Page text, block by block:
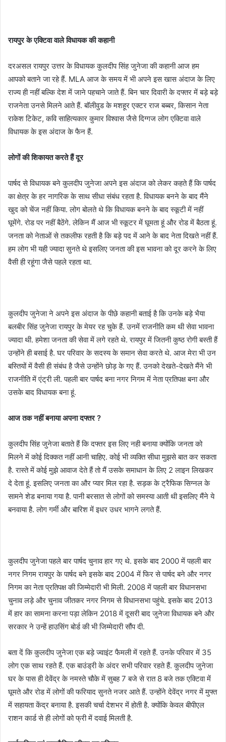
रायपुर के एक्टिवा वाले विधायक की कहानी
दरअसल रायपुर उत्तर के विधायक कुलदीप सिंह जुनेजा की कहानी आज हम
आपको बताने जा रहे हैं. MLA आज के समय में भी अपने इस खास अंदाज के लिए
राज्य ही नहीं बल्कि देश में जाने पहचाने जाते हैं. बिन चार दिवारी के दफ्तर में बड़े बड़े
राजनेता उनसे मिलने आते हैं. बॉलीवुड के मशहूर एक्टर राज बब्बर, किसान नेता
राकेश टिकेट, कवि साहित्यकार कुमार विश्वास जैसे दिग्गज लोग एक्टिवा वाले
विधायक के इस अंदाज के फैन हैं.
लोगों की शिकायत करते हैं दूर
पार्षद से विधायक बने कुलदीप जुनेजा अपने इस अंदाज को लेकर कहते हैं कि पार्षद
का क्षेत्र के हर नागरिक के साथ सीधा संबंध रहता है. विधायक बनने के बाद मैंने
खुद को चेंज नहीं किया. लोग बोलते थे कि विधायक बनने के बाद स्कूटी में नहीं
घूमेंगे. रोड पर नहीं बैठेंगे. लेकिन मैं आज भी स्कूटर में घूमता हूं और रोड में बैठता हूं.
जनता को नेताओं से तकलीफ रहती है कि बड़े पद में आने के बाद नेता दिखते नहीं हैं.
हम लोग भी यही ज्यादा सुनते थे इसलिए जनता की इस भावना को दूर करने के लिए
वैसी ही रहूंगा जैसे पहले रहता था.
कुलदीप जुनेजा ने अपने इस अंदाज के पीछे कहानी बताई है कि उनके बड़े भैया
बलबीर सिंह जुनेजा रायपुर के मेयर रह चुके हैं. उनमें राजनीति कम थी सेवा भावना
ज्यादा थी. हमेशा जनता की सेवा में लगे रहते थे. रायपुर में जितनी कुष्ठ रोगी बस्ती हैं
उन्होंने ही बसाई है. घर परिवार के सदस्य के समान सेवा करते थे. आज मेरा भी उन
बस्तियों में वैसी ही संबंध है जैसे उन्होंने छोड़ के गए हैं. उनको देखते-देखते मैंने भी
राजनीति में एंट्री ली. पहली बार पार्षद बना नगर निगम में नेता प्रतिपक्ष बना और
उसके बाद विधायक बना हूं.
आज तक नहीं बनाया अपना दफ्तर ?
कुलदीप सिंह जुनेजा बताते हैं कि दफ्तर इस लिए नही बनाया क्योंकि जनता को
मिलने में कोई दिक्कत नहीं आनी चाहिए. कोई भी व्यक्ति सीधा मुझसे बात कर सकता
है. रास्ते में कोई मुझे आवाज देते हैं तो मैं उसके समाधान के लिए 2 लाइन लिखकर
दे देता हूं. इसलिए जनता का और प्यार मिल रहा है. सड़क के ट्रैफिक सिग्नल के
सामने शेड बनाया गया है. पानी बरसात से लोगों को समस्या आती थी इसलिए मैंने ये
बनवाया है. लोग गर्मी और बारिश में इधर उधर भागने लगते हैं.
कुलदीप जुनेजा पहले बार पार्षद चुनाव हार गए थे. इसके बाद 2000 में पहली बार
नगर निगम रायपुर के पार्षद बने इसके बाद 2004 में फिर से पार्षद बने और नगर
निगम का नेता प्रतिपक्ष की जिम्मेदारी भी मिली. 2008 में पहली बार विधानसभा
चुनाव लड़े और चुनाव जीतकर नगर निगम से विधानसभा पहुंचे. इसके बाद 2013
में हार का सामना करना पड़ा लेकिन 2018 में दूसरी बाद जुनेजा विधायक बने और
सरकार ने उन्हें हाउसिंग बोर्ड की भी जिम्मेदारी सौंप दी.
बता दें कि कुलदीप जुनेजा एक बड़े ज्वाइंट फैमली में रहते हैं. उनके परिवार में 35
लोग एक साथ रहते हैं. एक बाउंड्री के अंदर सभी परिवार रहते हैं. कुलदीप जुनेजा
घर के पास ही देवेंद्र के नमस्ते चौके में सुबह 7 बजे से रात 8 बजे तक एक्टिवा में
घूमते और रोड में लोगों की फरियाद सुनते नजर आते हैं. उन्होंने देवेंद्र नगर में मुफ्त
में सहायता केंद्र बनाया है. इसकी चर्चा देशभर में होती है. क्योंकि केवल बीपीएल
राशन कार्ड से ही लोगों को फ्री में दवाई मिलती है.